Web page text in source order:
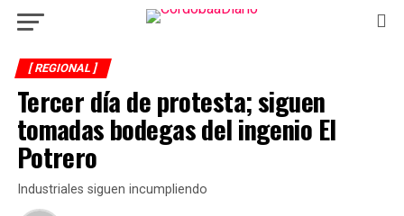
[ REGIONAL ]
Tercer día de protesta; siguen
tomadas bodegas del ingenio El
Potrero
Industriales siguen incumpliendo